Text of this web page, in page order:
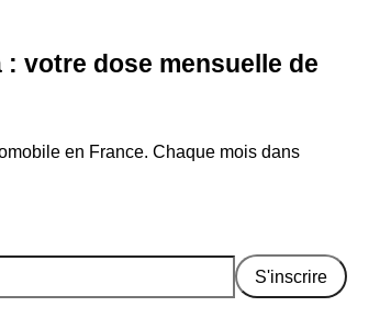
votre dose mensuelle de
en France. Chaque mois dans
S'inscrire